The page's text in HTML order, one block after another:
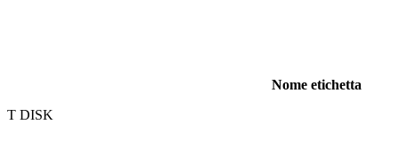
Nome etichetta
T DISK